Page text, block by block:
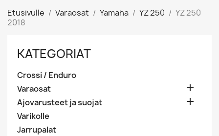
Etusivulle Varaosat Yamaha YZ 250
YZ 250
2018
KATEGORIAT
Crossi / Enduro
Varaosat

Ajovarusteet ja suojat 
Varikolle
Jarrupalat